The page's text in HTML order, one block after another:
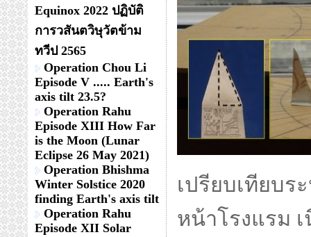
Equinox 2022 ปฏิบัติ
การวสันตวิษุวัตข้าม
ทวีป 2565
Operation Chou Li
Episode V ..... Earth's
axis tilt 23.5?
Operation Rahu
Episode XIII How Far
is the Moon (Lunar
Eclipse 26 May 2021)
Operation Bhishma
Winter Solstice 2020
finding Earth's axis tilt
Operation Rahu
Episode XII Solar
เปรียบเทียบร
หน้าโรงแรม